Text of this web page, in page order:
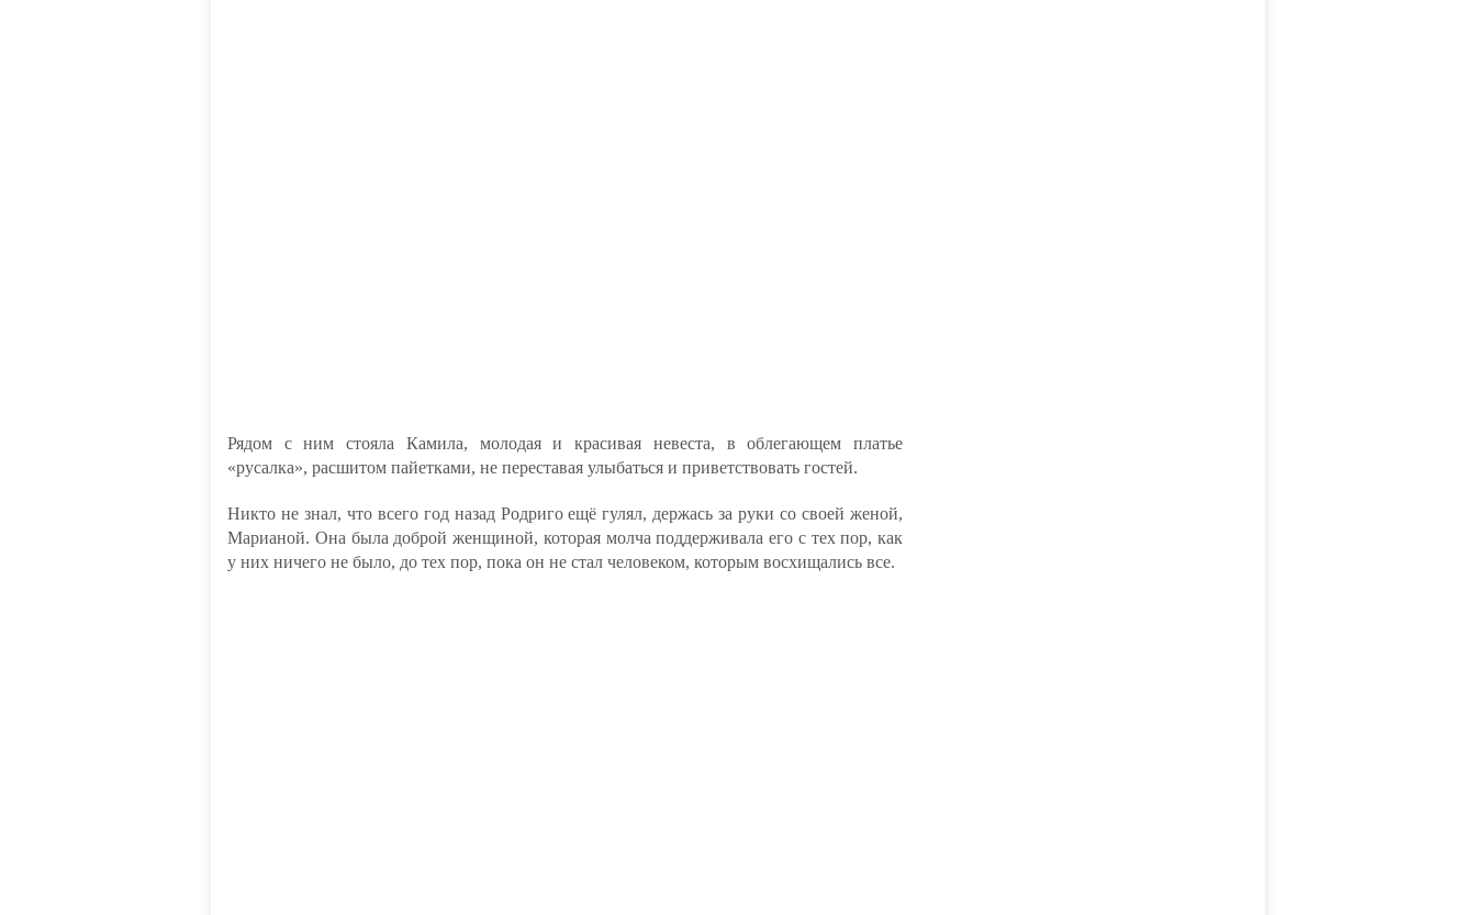
Рядом с ним стояла Камила, молодая и красивая невеста, в облегающем платье
«русалка», расшитом пайетками, не переставая улыбаться и приветствовать гостей.
Никто не знал, что всего год назад Родриго ещё гулял, держась за руки со своей женой,
Марианой. Она была доброй женщиной, которая молча поддерживала его с тех пор, как
у них ничего не было, до тех пор, пока он не стал человеком, которым восхищались все.